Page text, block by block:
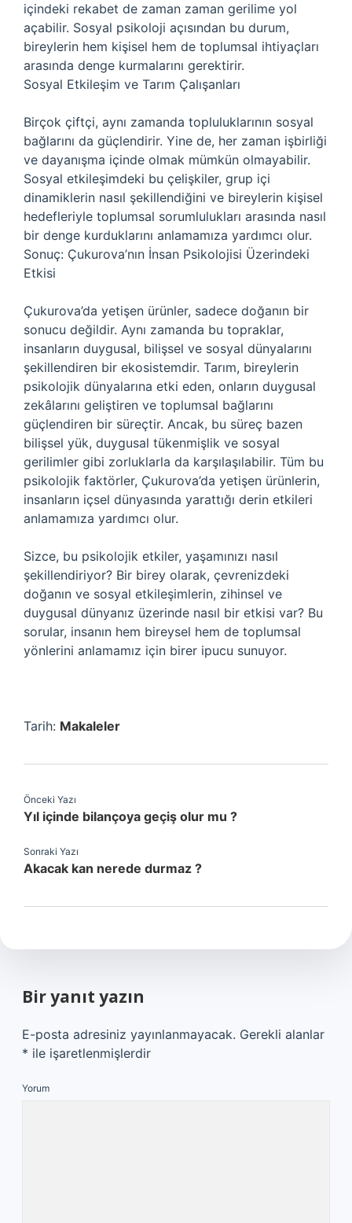
içindeki rekabet de zaman zaman gerilime yol
açabilir. Sosyal psikoloji açısından bu durum,
bireylerin hem kişisel hem de toplumsal ihtiyaçları
arasında denge kurmalarını gerektirir.
Sosyal Etkileşim ve Tarım Çalışanları
Birçok çiftçi, aynı zamanda topluluklarının sosyal
bağlarını da güçlendirir. Yine de, her zaman işbirliği
ve dayanışma içinde olmak mümkün olmayabilir.
Sosyal etkileşimdeki bu çelişkiler, grup içi
dinamiklerin nasıl şekillendiğini ve bireylerin kişisel
hedefleriyle toplumsal sorumlulukları arasında nasıl
bir denge kurduklarını anlamamıza yardımcı olur.
Sonuç: Çukurova’nın İnsan Psikolojisi Üzerindeki
Etkisi
Çukurova’da yetişen ürünler, sadece doğanın bir
sonucu değildir. Aynı zamanda bu topraklar,
insanların duygusal, bilişsel ve sosyal dünyalarını
şekillendiren bir ekosistemdir. Tarım, bireylerin
psikolojik dünyalarına etki eden, onların duygusal
zekâlarını geliştiren ve toplumsal bağlarını
güçlendiren bir süreçtir. Ancak, bu süreç bazen
bilişsel yük, duygusal tükenmişlik ve sosyal
gerilimler gibi zorluklarla da karşılaşılabilir. Tüm bu
psikolojik faktörler, Çukurova’da yetişen ürünlerin,
insanların içsel dünyasında yarattığı derin etkileri
anlamamıza yardımcı olur.
Sizce, bu psikolojik etkiler, yaşamınızı nasıl
şekillendiriyor? Bir birey olarak, çevrenizdeki
doğanın ve sosyal etkileşimlerin, zihinsel ve
duygusal dünyanız üzerinde nasıl bir etkisi var? Bu
sorular, insanın hem bireysel hem de toplumsal
yönlerini anlamamız için birer ipucu sunuyor.
Tarih: Makaleler
Önceki Yazı
Yıl içinde bilançoya geçiş olur mu ?
Sonraki Yazı
Akacak kan nerede durmaz ?
Bir yanıt yazın
E-posta adresiniz yayınlanmayacak. Gerekli alanlar
* ile işaretlenmişlerdir
Yorum